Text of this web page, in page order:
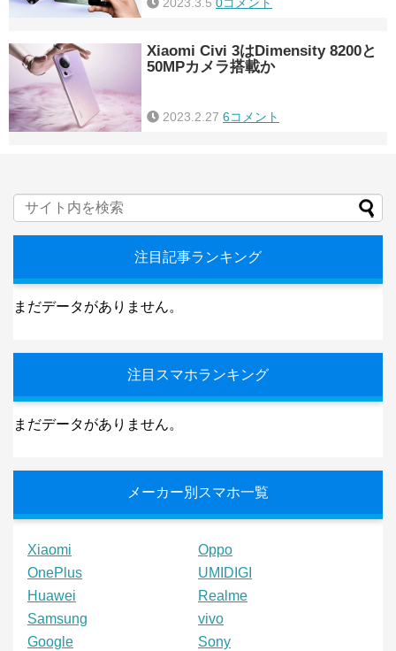
2023.3.5 0コメント
Xiaomi Civi 3はDimensity 8200と
50MPカメラ搭載か
2023.2.27 6コメント
注目記事ランキング
まだデータがありません。
注目スマホランキング
まだデータがありません。
メーカー別スマホ一覧
Xiaomi
Oppo
OnePlus
UMIDIGI
Huawei
Realme
Samsung
vivo
Google
Sony